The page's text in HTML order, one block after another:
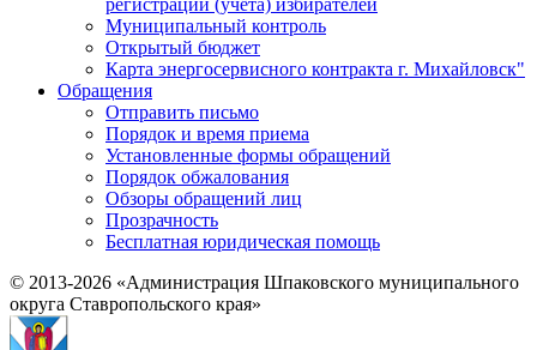
регистрации (учёта) избирателей
Муниципальный контроль
Открытый бюджет
Карта энергосервисного контракта г. Михайловск"
Обращения
Отправить письмо
Порядок и время приема
Установленные формы обращений
Порядок обжалования
Обзоры обращений лиц
Прозрачность
Бесплатная юридическая помощь
© 2013-2026 «Администрация Шпаковского муниципального
округа Ставропольского края»